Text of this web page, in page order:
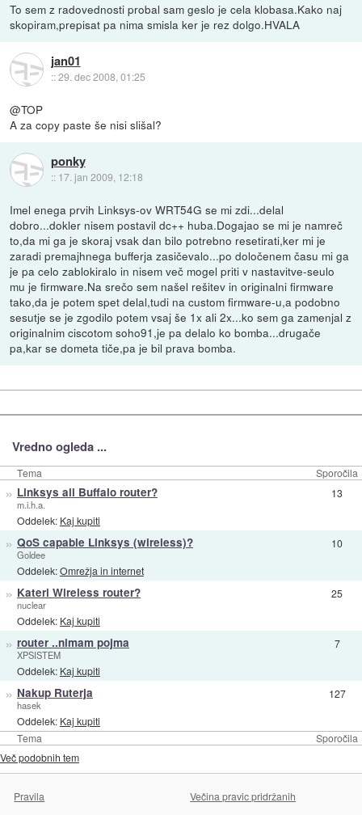
To sem z radovednosti probal sam geslo je cela klobasa.Kako naj
skopiram,prepisat pa nima smisla ker je rez dolgo.HVALA
jan01
::29. dec 2008, 01:25
@TOP
A za copy paste še nisi slišal?
ponky
:: 17. jan 2009, 12:18
Imel enega prvih Linksys-ov WRT54G se mi zdi...delal
dobro...dokler nisem postavil dc++ huba.Dogajao se mi je namreč
to,da mi ga je skoraj vsak dan bilo potrebno resetirati,ker mi je
zaradi premajhnega bufferja zasičevalo...po določenem času mi ga
je pa celo zablokiralo in nisem več mogel priti v nastavitve-seulo
mu je firmware.Na srečo sem našel rešitev in originalni firmware
tako,da je potem spet delal,tudi na custom firmware-u,a podobno
sesutje se je zgodilo potem vsaj še 1x ali 2x...ko sem ga zamenjal z
originalnim ciscotom soho91,je pa delalo ko bomba...drugače
pa,kar se dometa tiče,pa je bil prava bomba.
Vredno ogleda ...
Tema Sporočila
Tema Sporočila
» Linksys ali Buffalo router?
m.i.h.a.
Oddelek: Kaj kupiti
13
» QoS capable Linksys (wireless)?
Goldee
Oddelek:Omrežja in internet
10
» Kateri Wireless router?
nuclear
Oddelek: Kaj kupiti
25
» router ..nimam pojma
XPSISTEM
Oddelek: Kaj kupiti
7
» Nakup Ruterja
hasek
Oddelek: Kaj kupiti
127
Več podobnih tem
Pravila Večina pravic pridržanih